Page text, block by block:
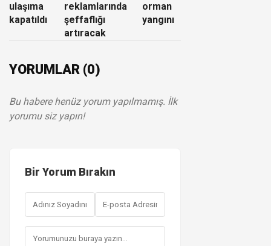
ulaşıma
kapatıldı
reklamlarında
şeffaflığı
artıracak
orman
yangını
YORUMLAR (0)
Bu habere henüz yorum yapılmamış. İlk
yorumu siz yapın!
Bir Yorum Bırakın